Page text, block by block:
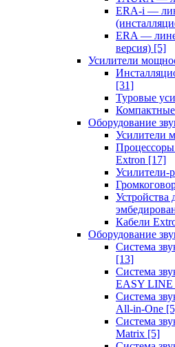
ERA-i —
ERA —
версия) [5]
Усилители
[31]
Туровые
Оборудование
Усилители
Процессоры
Extron [17]
Усилители-
Устройства
Кабели
Оборудование
Система
[13]
Система
EASY LINE
Система
All-in-One
Система
Matrix [5]